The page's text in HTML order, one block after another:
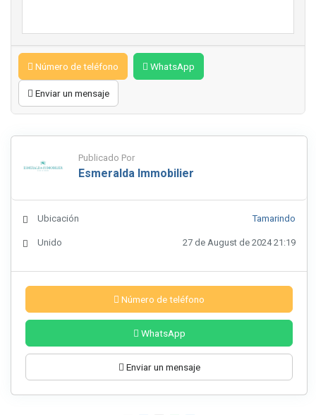
Número de teléfono WhatsApp
Enviar un mensaje
Publicado Por
Esmeralda Immobilier
Ubicación Tamarindo
Unido 27 de August de 2024 21:19
Número de teléfono
WhatsApp
Enviar un mensaje